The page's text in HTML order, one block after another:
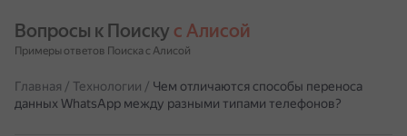
Вопросы к Поиску с Алисой
Примеры ответов Поиска с Алисой
Главная / Технологии / Чем отличаются способы переноса
данных WhatsApp между разными типами телефонов?